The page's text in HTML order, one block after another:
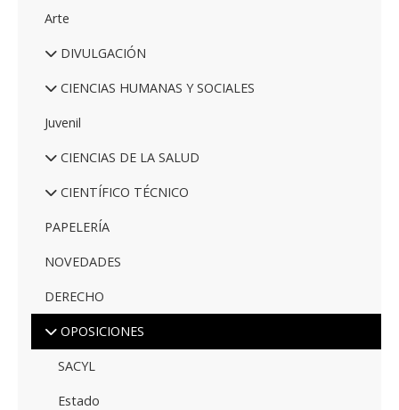
Arte
DIVULGACIÓN
CIENCIAS HUMANAS Y SOCIALES
Juvenil
CIENCIAS DE LA SALUD
CIENTÍFICO TÉCNICO
PAPELERÍA
NOVEDADES
DERECHO
OPOSICIONES
SACYL
Estado